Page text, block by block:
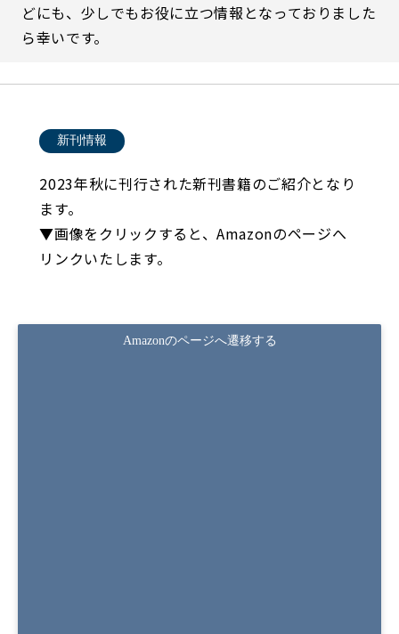
どにも、少しでもお役に立つ情報となっておりました
ら幸いです。
新刊情報
2023年秋に刊行された新刊書籍のご紹介となり
ます。
▼画像をクリックすると、Amazonのページへ
リンクいたします。
Amazonのページへ遷移する